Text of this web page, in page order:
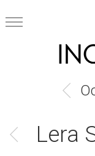
Lera